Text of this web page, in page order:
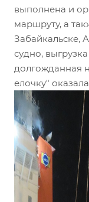
выполнена и
маршруту, а
Забайкальске,
судно,
долгожданная
елочку"